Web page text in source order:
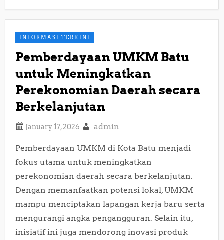
INFORMASI TERKINI
Pemberdayaan UMKM Batu
untuk Meningkatkan
Perekonomian Daerah secara
Berkelanjutan
admin
Pemberdayaan UMKM di Kota Batu menjadi
fokus utama untuk meningkatkan
perekonomian daerah secara berkelanjutan.
Dengan memanfaatkan potensi lokal, UMKM
mampu menciptakan lapangan kerja baru serta
mengurangi angka pengangguran. Selain itu,
inisiatif ini juga mendorong inovasi produk